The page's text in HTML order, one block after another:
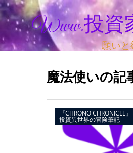
Www.投資
願いと
魔法使いの記
『CHRONO CHRONICLE
投資異世界の冒険筆記 ‐